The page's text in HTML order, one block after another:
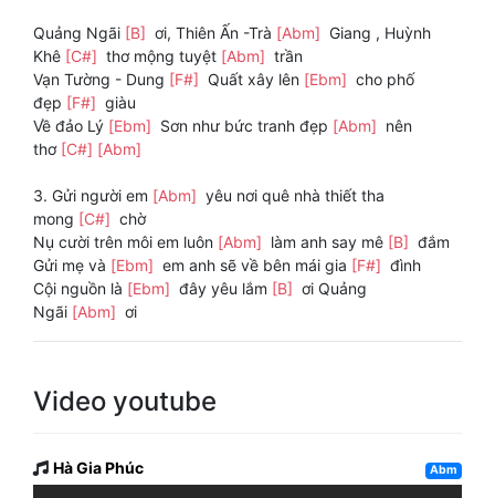
Quảng Ngãi [B] ơi, Thiên Ấn -Trà [Abm] Giang , Huỳnh
Khê [C#] thơ mộng tuyệt [Abm] trần
Vạn Tường - Dung [F#] Quất xây lên [Ebm] cho phố
đẹp [F#] giàu
Về đảo Lý [Ebm] Sơn như bức tranh đẹp [Abm] nên
thơ [C#] [Abm]
3. Gửi người em [Abm] yêu nơi quê nhà thiết tha
mong [C#] chờ
Nụ cười trên môi em luôn [Abm] làm anh say mê [B] đắm
Gửi mẹ và [Ebm] em anh sẽ về bên mái gia [F#] đình
Cội nguồn là [Ebm] đây yêu lắm [B] ơi Quảng
Ngãi [Abm] ơi
Video youtube
Hà Gia Phúc Abm